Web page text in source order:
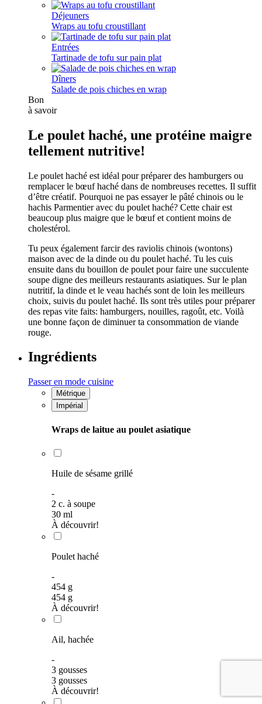
Déjeuners
Wraps au tofu croustillant
Entrées
Tartinade de tofu sur pain plat
Dîners
Salade de pois chiches en wrap
Bon
à savoir
Le poulet haché, une protéine maigre
tellement nutritive!
Le poulet haché est idéal pour préparer des hamburgers ou
remplacer le bœuf haché dans de nombreuses recettes. Il suffit
d’être créatif. Pourquoi ne pas essayer le pâté chinois ou le
hachis Parmentier avec du poulet haché? Cette chair est
beaucoup plus maigre que le bœuf et contient moins de
cholestérol.
Tu peux également farcir des raviolis chinois (wontons)
maison avec de la dinde ou du poulet haché. Tu les cuis
ensuite dans du bouillon de poulet pour faire une succulente
soupe digne des meilleurs restaurants asiatiques. Sur le plan
nutritif, la dinde et le veau hachés sont de loin les meilleurs
choix, suivis du poulet haché. Ils sont très utiles pour préparer
des repas vite faits: hamburgers, nouilles, ragoût, etc. Voilà
une bonne façon de diminuer ta consommation de viande
rouge.
Ingrédients
Passer en mode cuisine
Métrique
Impérial
Wraps de laitue au poulet asiatique
Huile de sésame grillé
-
2 c. à soupe
30 ml
À découvrir!
Poulet haché
-
454 g
454 g
À découvrir!
Ail, hachée
-
3 gousses
3 gousses
À découvrir!